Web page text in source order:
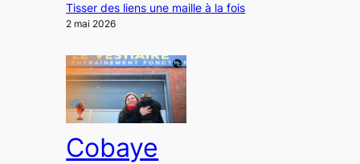
Tisser des liens une maille à la fois
2 mai 2026
Cobaye